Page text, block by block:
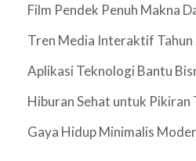
Film Pendek Penuh Makna
Tren Media Interaktif Tahun
Aplikasi Teknologi Bantu
Hiburan Sehat untuk Pikiran
Gaya Hidup Minimalis